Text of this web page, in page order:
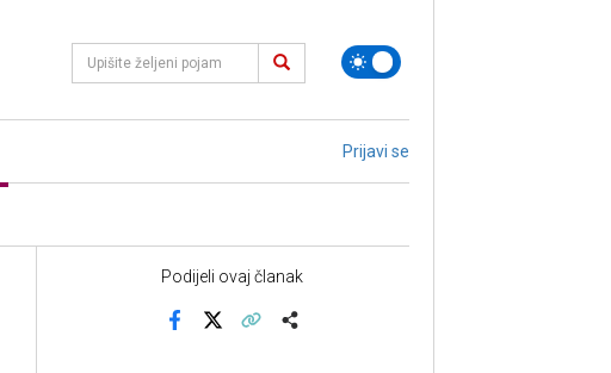
Prijavi se
Podijeli ovaj članak